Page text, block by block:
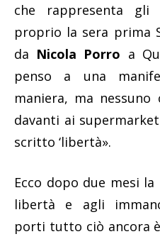
che rappresenta gli
proprio la sera prima
da Nicola Porro a
penso a una
maniera, ma
davanti ai
scritto ‘libertà».
Ecco dopo due mesi
libertà e agli
porti tutto ciò ancora